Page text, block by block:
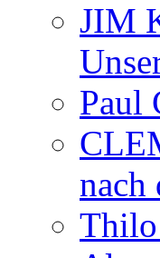
JIM
Paul
nach